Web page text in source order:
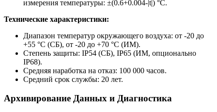
измерения температуры: ±(0.6+0.004-|t|) °С.
Технические характеристики:
Диапазон температур окружающего воздуха: от -20 до
+55 °С (СБ), от -20 до +70 °С (ИМ).
Степень защиты: IP54 (СБ), IP65 (ИМ, опционально
IP68).
Средняя наработка на отказ: 100 000 часов.
Средний срок службы: 20 лет.
Архивирование Данных и Диагностика